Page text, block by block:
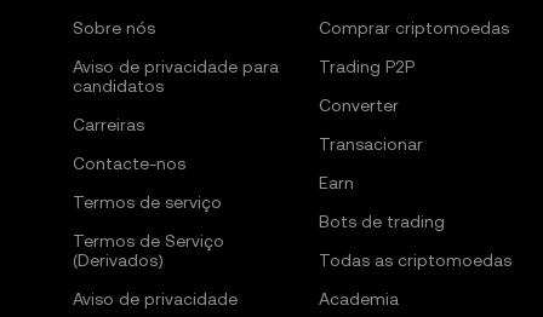
estar sujeito aos termos e condições desses
resultem de terceiros.
Sobre nós
Aviso de privacidade para
candidatos
Carreiras
Contacte-nos
Termos de serviço
Termos de Serviço
(Derivados)
Aviso de privacidade
Comprar criptomoedas
Trading P2P
Converter
Transacionar
Earn
Bots de trading
Todas as criptomoedas
Academia